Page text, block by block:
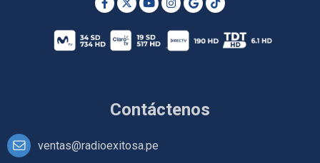
Contáctenos
ventas@radioexitosa.pe